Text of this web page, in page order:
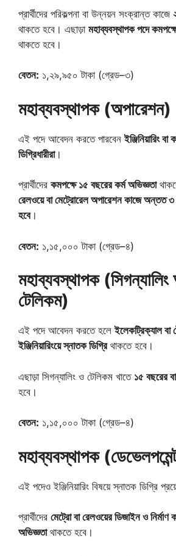
প্রার্থীদের পরিকল্পনা বা উন্নয়ন সংক্রান্ত কাজে
থাকতে হবে। এছাড়া মহাব্যবস্থাপক পদে
থাকতে হবে।
বেতন: ১,২৯,৯৫০ টাকা (গ্রেড–৩)
মহাব্যবস্থাপক (অপারেশন)
এই পদে আবেদন করতে পারবেনইঞ্জিনিয়ারিং
ডিগ্রিধারীরা।
প্রার্থীদের কমপক্ষে ১৫ বছরের কর্ম অভিজ্ঞতা
রেলওয়ে বা মেট্রোরেল অপারেশন কাজে অন্তত ৩
হবে।
বেতন: ১,১৫,০০০ টাকা (গ্রেড–৪)
মহাব্যবস্থাপক (সিগন্যালিং
টেলিকম)
এই পদে আবেদন করতে হলেইলেকট্রিক্যাল বা
ইঞ্জিনিয়ারিংয়ে স্নাতক ডিগ্রিথাকতে হবে।
এছাড়া সিগন্যালিং ও টেলিকম খাতে ১৫ বছরের
হবে।
বেতন: ১,১৫,০০০ টাকা (গ্রেড–৪)
মহাব্যবস্থাপক
এই পদেও ইঞ্জিনিয়ারিং বিষয়ে স্নাতক ডিগ্রি
প্রার্থীদের মেট্রো বা রেলওয়ের ডিজাইন ও নির্মাণ
অভিজ্ঞতাথাকতে হবে।